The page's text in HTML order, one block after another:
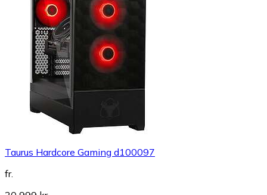
Taurus Hardcore Gaming d100097
fr.